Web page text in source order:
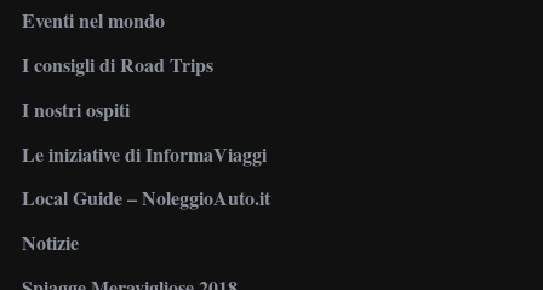
Eventi nel mondo
I consigli di Road Trips
I nostri ospiti
Le iniziative di InformaViaggi
Local Guide – NoleggioAuto.it
Notizie